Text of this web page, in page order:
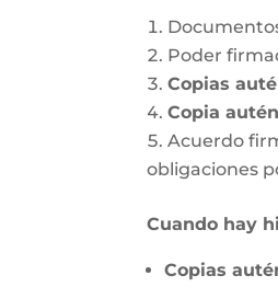
Poder
Copias
Copia
Acuerdo
obligaciones
Cuando hay
Copias